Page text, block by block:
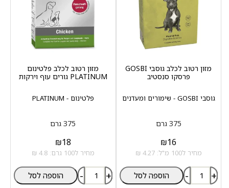
גוסבי GOSBI - שימורים ומעדנים
מזון רטוב לכלב גוסבי GOSBI
פרסקו סנסטיב
375 גרם
₪16
מחיר ל100 מ"ל: 4.27 ₪
- + הוספה לסל
פלטינום - PLATINUM
מזון רטוב לכלב פלטינום
PLATINUM גורים עוף וירקות
375 גרם
₪18
מחיר ל100 גרם: 4.8 ₪
- + הוספה לסל